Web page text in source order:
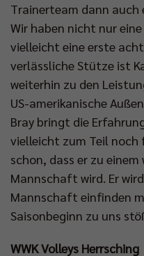
Trainerteam dann auch
Wir haben nicht nur
vielleicht eine erste
verlässliche Stütze ist
weiterhin zu den
US-amerikanische
Bray bringt die
vielleicht zum Teil noch
schon, dass er zu
Mannschaft wird. Er
Mannschaft einfinden
Saisonbeginn zu uns
WWK Volleys Herrsching